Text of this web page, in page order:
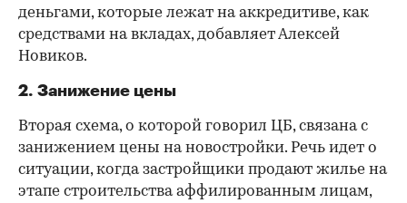
деньгами, которые лежат на аккредитиве, как
средствами на вкладах, добавляет Алексей
Новиков.
2. Занижение цены
Вторая схема, о которой говорил ЦБ, связана с
занижением цены на новостройки. Речь идет о
ситуации, когда застройщики продают жилье на
этапе строительства аффилированным лицам,